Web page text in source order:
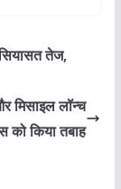
तेज,
मिसाइल लॉन्च
को किया तबाह